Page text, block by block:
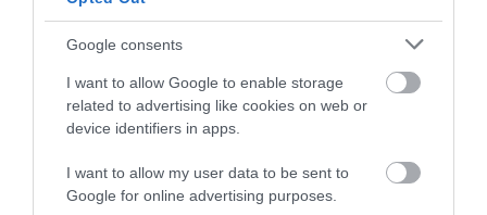
Google consents
I want to allow Google to enable storage
related to advertising like cookies on web or
device identifiers in apps.
I want to allow my user data to be sent to
Google for online advertising purposes.